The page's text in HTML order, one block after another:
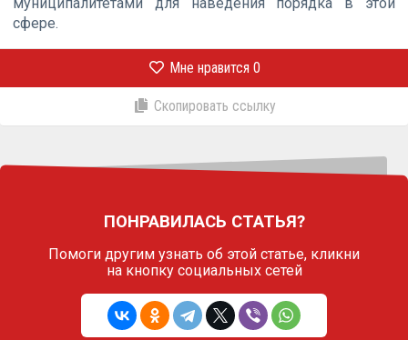
сфере.
Мне нравится 0
Скопировать ссылку
ПОНРАВИЛАСЬ СТАТЬЯ?
Помоги другим узнать об этой статье, кликни
на кнопку социальных сетей